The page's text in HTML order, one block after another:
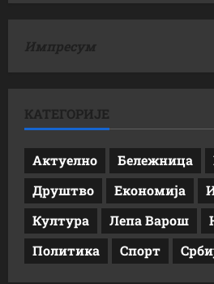
Импресум
КАТЕГОРИЈЕ
Актуелно Бележница
Друштво
Економија
Култура
Лепа Варош
Политика
Спорт